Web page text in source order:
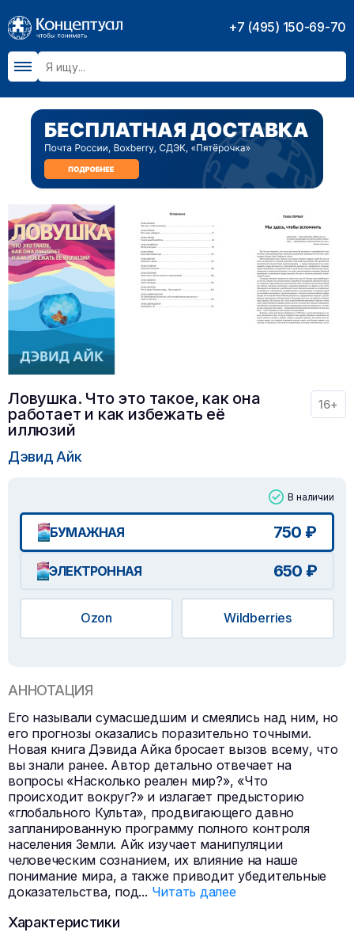
+7 (495) 150-69-70
Ловушка. Что это такое, как она
работает и как избежать её
иллюзий
16+
Дэвид Айк
В наличии
БУМАЖНАЯ 750 ₽
ЭЛЕКТРОННАЯ 650 ₽
Ozon Wildberries
АННОТАЦИЯ
Его называли сумасшедшим и смеялись над ним, но
его прогнозы оказались поразительно точными.
Новая книга Дэвида Айка бросает вызов всему, что
вы знали ранее. Автор детально отвечает на
вопросы «Насколько реален мир?», «Что
происходит вокруг?» и излагает предысторию
«глобального Культа», продвигающего давно
запланированную программу полного контроля
населения Земли. Айк изучает манипуляции
человеческим сознанием, их влияние на наше
понимание мира, а также приводит убедительные
доказательства, под... Читать далее
Характеристики